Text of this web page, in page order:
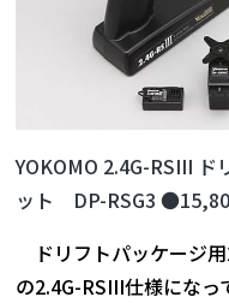
YOKOMO 2.4G-RSIII
ット DP-RSG3
ドリフトパッケージ
の2.4G-RSIII仕様になっ